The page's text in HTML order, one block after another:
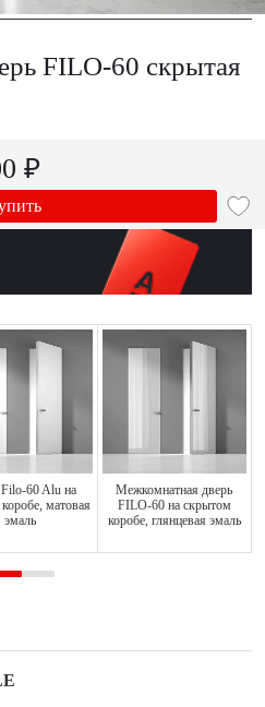
FILO-60 скрытая
₽
60 Alu на
матовая
эмаль
Межкомнатная дверь
FILO-60 на скрытом
коробе, глянцевая эмаль